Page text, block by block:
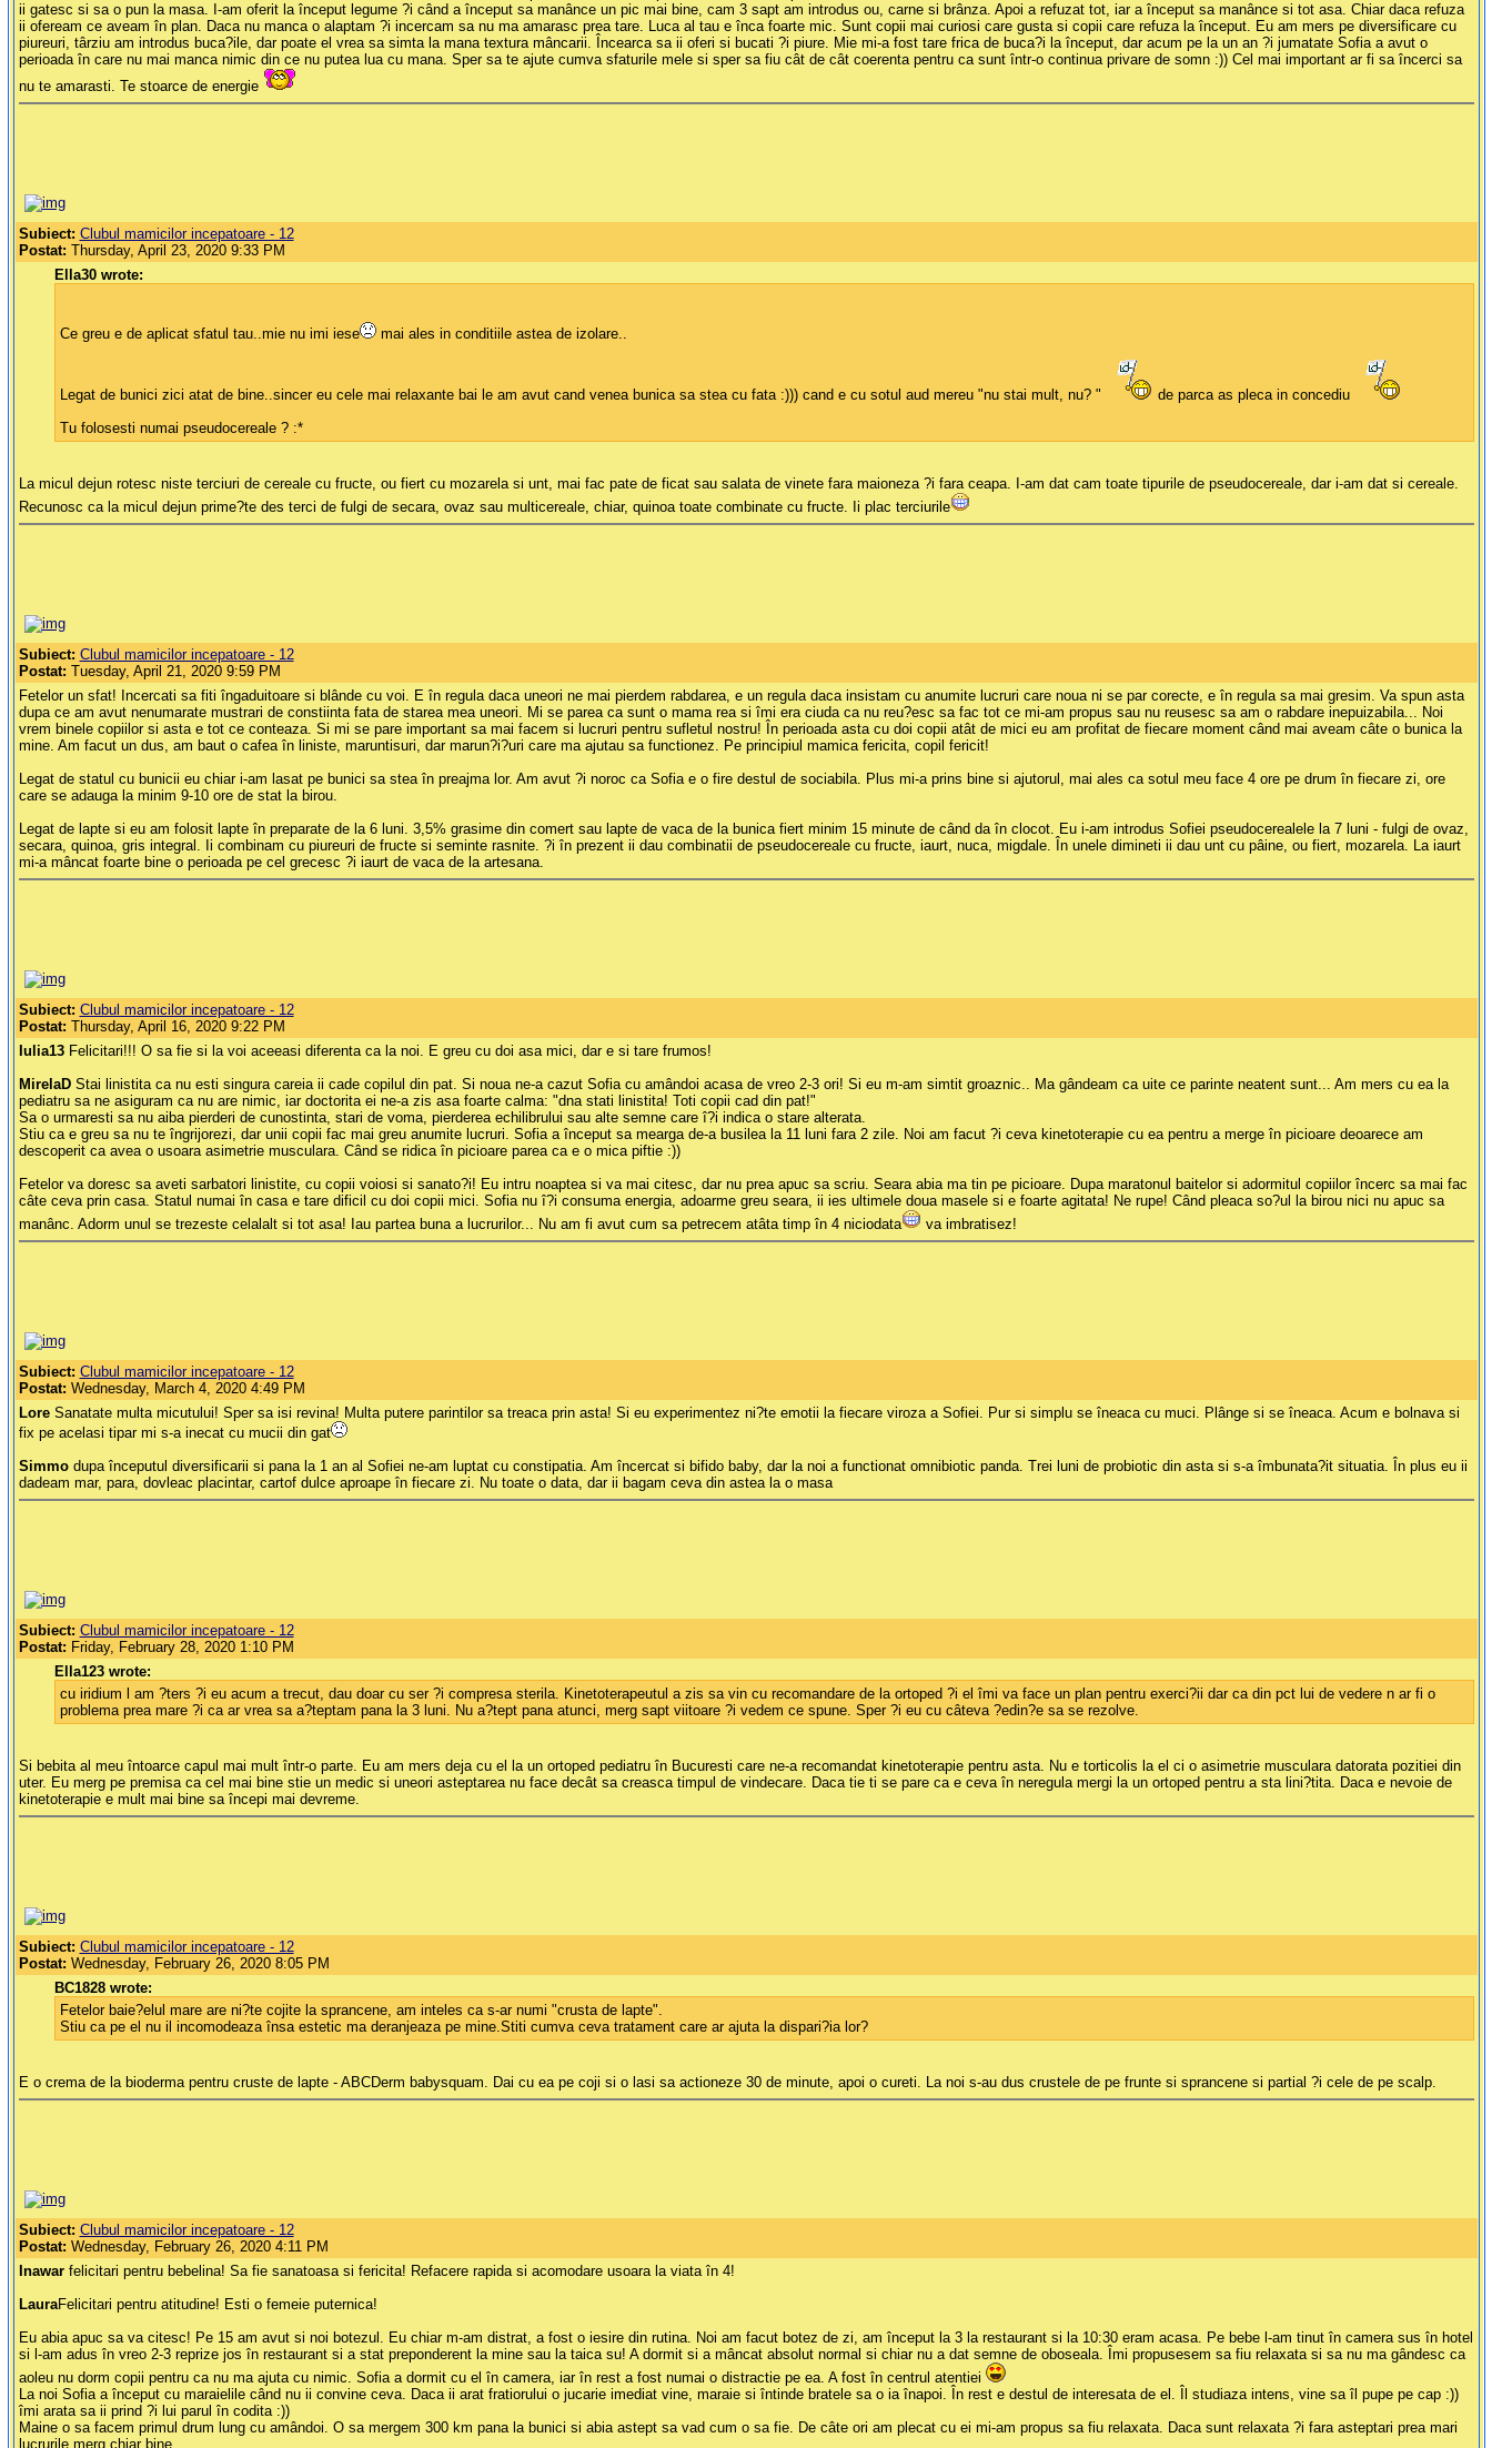
ii gatesc si sa o pun la masa. I-am oferit la început legume ?i când a început sa manânce un pic mai bine, cam 3 sapt am introdus ou, carne si brânza. Apoi a refuzat tot, iar a început sa manânce si tot asa. Chiar daca refuza
ii ofeream ce aveam în plan. Daca nu manca o alaptam ?i incercam sa nu ma amarasc prea tare. Luca al tau e înca foarte mic. Sunt copii mai curiosi care gusta si copii care refuza la început. Eu am mers pe diversificare cu
piureuri, târziu am introdus buca?ile, dar poate el vrea sa simta la mana textura mâncarii. Încearca sa ii oferi si bucati ?i piure. Mie mi-a fost tare frica de buca?i la început, dar acum pe la un an ?i jumatate Sofia a avut o
perioada în care nu mai manca nimic din ce nu putea lua cu mana. Sper sa te ajute cumva sfaturile mele si sper sa fiu cât de cât coerenta pentru ca sunt într-o continua privare de somn :)) Cel mai important ar fi sa încerci sa
nu te amarasti. Te stoarce de energie
Subiect: Clubul mamicilor incepatoare - 12
Postat: Thursday, April 23, 2020 9:33 PM
Ella30 wrote:
Ce greu e de aplicat sfatul tau..mie nu imi iese mai ales in conditiile astea de izolare..
Legat de bunici zici atat de bine..sincer eu cele mai relaxante bai le am avut cand venea bunica sa stea cu fata :))) cand e cu sotul aud mereu "nu stai mult, nu? "
de parca as pleca in concediu
Tu folosesti numai pseudocereale ? :*
La micul dejun rotesc niste terciuri de cereale cu fructe, ou fiert cu mozarela si unt, mai fac pate de ficat sau salata de vinete fara maioneza ?i fara ceapa. I-am dat cam toate tipurile de pseudocereale, dar i-am dat si cereale.
Recunosc ca la micul dejun prime?te des terci de fulgi de secara, ovaz sau multicereale, chiar, quinoa toate combinate cu fructe. Ii plac terciurile
Subiect: Clubul mamicilor incepatoare - 12
Postat: Tuesday, April 21, 2020 9:59 PM
Fetelor un sfat! Incercati sa fiti îngaduitoare si blânde cu voi. E în regula daca uneori ne mai pierdem rabdarea, e un regula daca insistam cu anumite lucruri care noua ni se par corecte, e în regula sa mai gresim. Va spun asta
dupa ce am avut nenumarate mustrari de constiinta fata de starea mea uneori. Mi se parea ca sunt o mama rea si îmi era ciuda ca nu reu?esc sa fac tot ce mi-am propus sau nu reusesc sa am o rabdare inepuizabila... Noi
vrem binele copiilor si asta e tot ce conteaza. Si mi se pare important sa mai facem si lucruri pentru sufletul nostru! În perioada asta cu doi copii atât de mici eu am profitat de fiecare moment când mai aveam câte o bunica la
mine. Am facut un dus, am baut o cafea în liniste, maruntisuri, dar marun?i?uri care ma ajutau sa functionez. Pe principiul mamica fericita, copil fericit!
Legat de statul cu bunicii eu chiar i-am lasat pe bunici sa stea în preajma lor. Am avut ?i noroc ca Sofia e o fire destul de sociabila. Plus mi-a prins bine si ajutorul, mai ales ca sotul meu face 4 ore pe drum în fiecare zi, ore
care se adauga la minim 9-10 ore de stat la birou.
Legat de lapte si eu am folosit lapte în preparate de la 6 luni. 3,5% grasime din comert sau lapte de vaca de la bunica fiert minim 15 minute de când da în clocot. Eu i-am introdus Sofiei pseudocerealele la 7 luni - fulgi de ovaz,
secara, quinoa, gris integral. Ii combinam cu piureuri de fructe si seminte rasnite. ?i în prezent ii dau combinatii de pseudocereale cu fructe, iaurt, nuca, migdale. În unele dimineti ii dau unt cu pâine, ou fiert, mozarela. La iaurt
mi-a mâncat foarte bine o perioada pe cel grecesc ?i iaurt de vaca de la artesana.
Subiect: Clubul mamicilor incepatoare - 12
Postat: Thursday, April 16, 2020 9:22 PM
Iulia13Felicitari!!! O sa fie si la voi aceeasi diferenta ca la noi. E greu cu doi asa mici, dar e si tare frumos!
MirelaDStai linistita ca nu esti singura careia ii cade copilul din pat. Si noua ne-a cazut Sofia cu amândoi acasa de vreo 2-3 ori! Si eu m-am simtit groaznic.. Ma gândeam ca uite ce parinte neatent sunt... Am mers cu ea la
pediatru sa ne asiguram ca nu are nimic, iar doctorita ei ne-a zis asa foarte calma: "dna stati linistita! Toti copii cad din pat!"
Sa o urmaresti sa nu aiba pierderi de cunostinta, stari de voma, pierderea echilibrului sau alte semne care î?i indica o stare alterata.
Stiu ca e greu sa nu te îngrijorezi, dar unii copii fac mai greu anumite lucruri. Sofia a început sa mearga de-a busilea la 11 luni fara 2 zile. Noi am facut ?i ceva kinetoterapie cu ea pentru a merge în picioare deoarece am
descoperit ca avea o usoara asimetrie musculara. Când se ridica în picioare parea ca e o mica piftie :))
Fetelor va doresc sa aveti sarbatori linistite, cu copii voiosi si sanato?i! Eu intru noaptea si va mai citesc, dar nu prea apuc sa scriu. Seara abia ma tin pe picioare. Dupa maratonul baitelor si adormitul copiilor încerc sa mai fac
câte ceva prin casa. Statul numai în casa e tare dificil cu doi copii mici. Sofia nu î?i consuma energia, adoarme greu seara, ii ies ultimele doua masele si e foarte agitata! Ne rupe! Când pleaca so?ul la birou nici nu apuc sa
manânc. Adorm unul se trezeste celalalt si tot asa! Iau partea buna a lucrurilor... Nu am fi avut cum sa petrecem atâta timp în 4 niciodata
va imbratisez!
Subiect: Clubul mamicilor incepatoare - 12
Postat: Wednesday, March 4, 2020 4:49 PM
LoreSanatate multa micutului! Sper sa isi revina! Multa putere parintilor sa treaca prin asta! Si eu experimentez ni?te emotii la fiecare viroza a Sofiei. Pur si simplu se îneaca cu muci. Plânge si se îneaca. Acum e bolnava si
fix pe acelasi tipar mi s-a inecat cu mucii din gat
Simmodupa începutul diversificarii si pana la 1 an al Sofiei ne-am luptat cu constipatia. Am încercat si bifido baby, dar la noi a functionat omnibiotic panda. Trei luni de probiotic din asta si s-a îmbunata?it situatia. În plus eu ii
dadeam mar, para, dovleac placintar, cartof dulce aproape în fiecare zi. Nu toate o data, dar ii bagam ceva din astea la o masa
Subiect: Clubul mamicilor incepatoare - 12
Postat: Friday, February 28, 2020 1:10 PM
Ella123 wrote:
cu iridium l am ?ters ?i eu acum a trecut, dau doar cu ser ?i compresa sterila. Kinetoterapeutul a zis sa vin cu recomandare de la ortoped ?i el îmi va face un plan pentru exerci?ii dar ca din pct lui de vedere n ar fi o
problema prea mare ?i ca ar vrea sa a?teptam pana la 3 luni. Nu a?tept pana atunci, merg sapt viitoare ?i vedem ce spune. Sper ?i eu cu câteva ?edin?e sa se rezolve.
Si bebita al meu întoarce capul mai mult într-o parte. Eu am mers deja cu el la un ortoped pediatru în Bucuresti care ne-a recomandat kinetoterapie pentru asta. Nu e torticolis la el ci o asimetrie musculara datorata pozitiei din
uter. Eu merg pe premisa ca cel mai bine stie un medic si uneori asteptarea nu face decât sa creasca timpul de vindecare. Daca tie ti se pare ca e ceva în neregula mergi la un ortoped pentru a sta lini?tita. Daca e nevoie de
kinetoterapie e mult mai bine sa începi mai devreme.
Subiect: Clubul mamicilor incepatoare - 12
Postat: Wednesday, February 26, 2020 8:05 PM
BC1828 wrote:
Fetelor baie?elul mare are ni?te cojite la sprancene, am inteles ca s-ar numi "crusta de lapte".
Stiu ca pe el nu il incomodeaza însa estetic ma deranjeaza pe mine.Stiti cumva ceva tratament care ar ajuta la dispari?ia lor?
E o crema de la bioderma pentru cruste de lapte - ABCDerm babysquam. Dai cu ea pe coji si o lasi sa actioneze 30 de minute, apoi o cureti. La noi s-au dus crustele de pe frunte si sprancene si partial ?i cele de pe scalp.
Subiect: Clubul mamicilor incepatoare - 12
Postat: Wednesday, February 26, 2020 4:11 PM
Inawarfelicitari pentru bebelina! Sa fie sanatoasa si fericita! Refacere rapida si acomodare usoara la viata în 4!
LauraFelicitari pentru atitudine! Esti o femeie puternica!
Eu abia apuc sa va citesc! Pe 15 am avut si noi botezul. Eu chiar m-am distrat, a fost o iesire din rutina. Noi am facut botez de zi, am început la 3 la restaurant si la 10:30 eram acasa. Pe bebe l-am tinut în camera sus în hotel
si l-am adus în vreo 2-3 reprize jos în restaurant si a stat preponderent la mine sau la taica su! A dormit si a mâncat absolut normal si chiar nu a dat semne de oboseala. Îmi propusesem sa fiu relaxata si sa nu ma gândesc ca
aoleu nu dorm copii pentru ca nu ma ajuta cu nimic. Sofia a dormit cu el în camera, iar în rest a fost numai o distractie pe ea. A fost în centrul atentiei
La noi Sofia a început cu maraielile când nu ii convine ceva. Daca ii arat fratiorului o jucarie imediat vine, maraie si întinde bratele sa o ia înapoi. În rest e destul de interesata de el. Îl studiaza intens, vine sa îl pupe pe cap :))
îmi arata sa ii prind ?i lui parul în codita :))
Maine o sa facem primul drum lung cu amândoi. O sa mergem 300 km pana la bunici si abia astept sa vad cum o sa fie. De câte ori am plecat cu ei mi-am propus sa fiu relaxata. Daca sunt relaxata ?i fara asteptari prea mari
lucrurile merg chiar bine.